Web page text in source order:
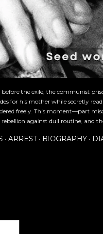
before the exile, the communist
for his mother while secretly
freely. This moment—part
rebellion against dull routine, and
ARREST BIOGRAPHY